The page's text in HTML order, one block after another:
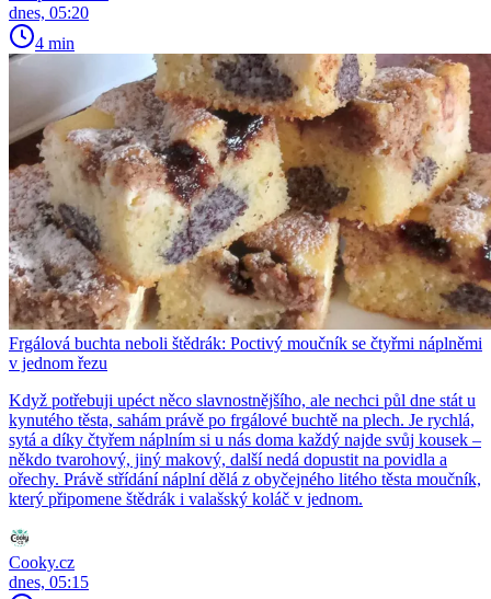
dnes, 05:20
4 min
Frgálová buchta neboli štědrák: Poctivý moučník se čtyřmi náplněmi
v jednom řezu
Když potřebuji upéct něco slavnostnějšího, ale nechci půl dne stát u
kynutého těsta, sahám právě po frgálové buchtě na plech. Je rychlá,
sytá a díky čtyřem náplním si u nás doma každý najde svůj kousek –
někdo tvarohový, jiný makový, další nedá dopustit na povidla a
ořechy. Právě střídání náplní dělá z obyčejného litého těsta moučník,
který připomene štědrák i valašský koláč v jednom.
Cooky.cz
dnes, 05:15